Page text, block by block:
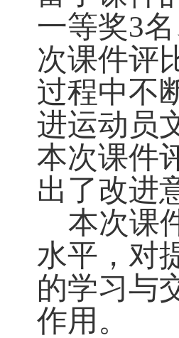
一等奖3
次课件评
过程中不
进运动员
本次课件
出了改进
本次课
水平，对
的学习与
作用。